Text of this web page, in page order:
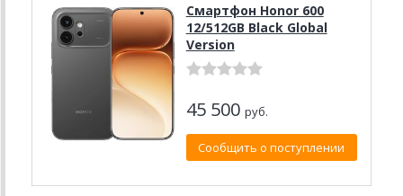
Смартфон Honor 600
12/512GB Black Global
Version
45 500 руб.
Сообщить о поступлении